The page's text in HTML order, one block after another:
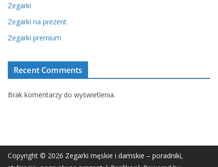
Zegarki
Zegarki na prezent
Zegarki premium
Recent Comments
Brak komentarzy do wyświetlenia.
Copyright © 2026 Zegarki męskie i damskie – poradniki,